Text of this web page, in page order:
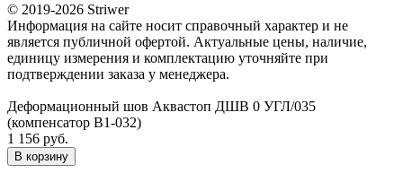
© 2019-2026 Striwer
Информация на сайте носит справочный характер и не
является публичной офертой. Актуальные цены, наличие,
единицу измерения и комплектацию уточняйте при
подтверждении заказа у менеджера.
Деформационный шов Аквастоп ДШВ 0 УГЛ/035
(компенсатор В1-032)
1 156 руб.
В корзину